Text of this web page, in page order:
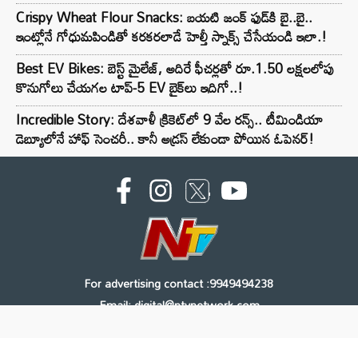
Crispy Wheat Flour Snacks: బయటి జంక్ ఫుడ్‌కి బై..బై..
ఇంట్లోనే గోధుమపిండితో కరకరలాడే హెల్తీ స్నాక్స్ చేసేయండి ఇలా.!
Best EV Bikes: బెస్ట్ మైలేజ్, అదిరే ఫీచర్లతో రూ.1.50 లక్షలలోపు
కొనుగోలు చేయగల టాప్-5 EV బైక్‌లు ఇదిగో..!
Incredible Story: దేశవాళీ క్రికెట్‌లో 9 వేల రన్స్.. టీమిండియా
డెబ్యూలోనే హాఫ్ సెంచరీ.. కానీ అడ్రస్ లేకుండా పోయిన ఓపెనర్!
For advertising contact :9949494238
Email: digital@ntvnetwork.com